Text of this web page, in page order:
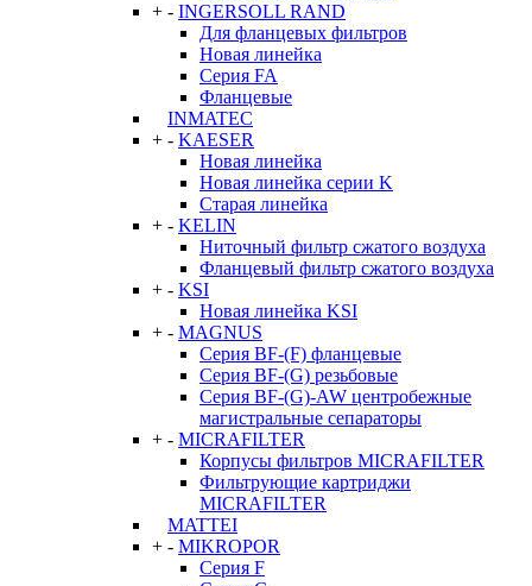
+ - INGERSOLL RAND
Для фланцевых фильтров
Новая линейка
Серия FA
Фланцевые
INMATEC
+ - KAESER
Новая линейка
Новая линейка серии K
Старая линейка
+ - KELIN
Ниточный фильтр сжатого воздуха
Фланцевый фильтр сжатого воздуха
+ - KSI
Новая линейка KSI
+ - MAGNUS
Серия BF-(F) фланцевые
Серия BF-(G) резьбовые
Серия BF-(G)-AW центробежные
магистральные сепараторы
+ - MICRAFILTER
Корпусы фильтров MICRAFILTER
Фильтрующие картриджи
MICRAFILTER
MATTEI
+ - MIKROPOR
Серия F